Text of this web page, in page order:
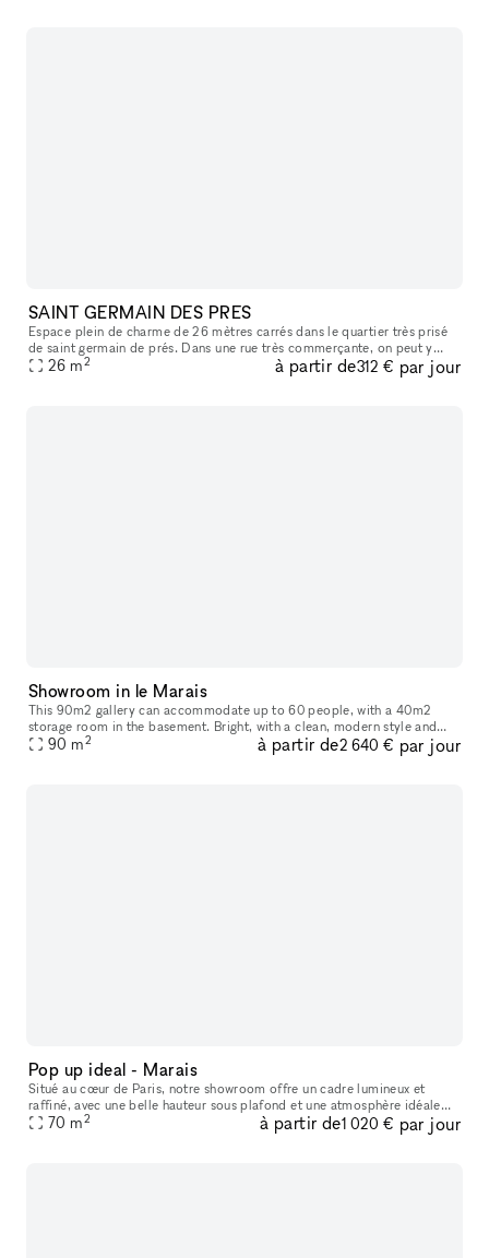
SAINT GERMAIN DES PRES
Espace plein de charme de 26 mètres carrés dans le quartier très prisé
de saint germain de prés. Dans une rue très commerçante, on peut y
apercevoir le carré saint germain, idéal pour y accueillir sa
26 m2 à partir de312 € par jour
Showroom in le Marais
This 90m2 gallery can accommodate up to 60 people, with a 40m2
storage room in the basement. Bright, with a clean, modern style and
ample hanging space, this gallery is ideal for art exhibitions, sh
90 m2 à partir de2 640 € par jour
Pop up ideal - Marais
Situé au cœur de Paris, notre showroom offre un cadre lumineux et
raffiné, avec une belle hauteur sous plafond et une atmosphère idéale
pour accueillir des marques, des collections et des événements
70 m2 à partir de1 020 € par jour